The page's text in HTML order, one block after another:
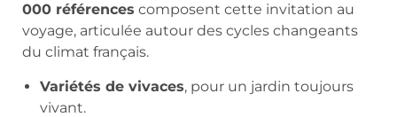
000 références composent cette invitation au
voyage, articulée autour des cycles changeants
du climat français.
Variétés de vivaces, pour un jardin toujours
vivant.